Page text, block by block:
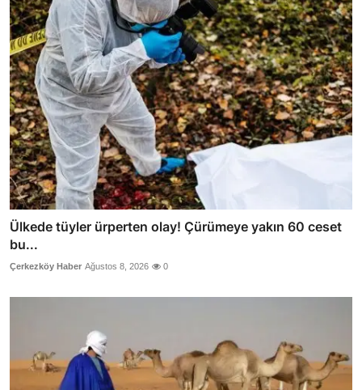
Ülkede tüyler ürperten olay! Çürümeye yakın 60 ceset
bu...
Çerkezköy Haber Ağustos 8, 2026 0